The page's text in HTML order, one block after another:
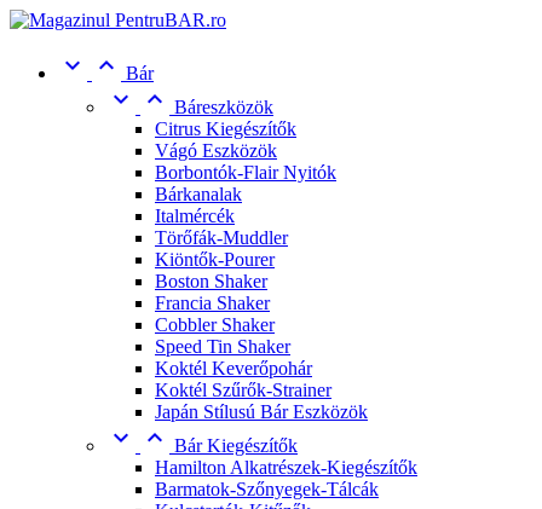
  Bár
  Báreszközök
Citrus Kiegészítők
Vágó Eszközök
Borbontók-Flair Nyitók
Bárkanalak
Italmércék
Törőfák-Muddler
Kiöntők-Pourer
Boston Shaker
Francia Shaker
Cobbler Shaker
Speed Tin Shaker
Koktél Keverőpohár
Koktél Szűrők-Strainer
Japán Stílusú Bár Eszközök
  Bár Kiegészítők
Hamilton Alkatrészek-Kiegészítők
Barmatok-Szőnyegek-Tálcák